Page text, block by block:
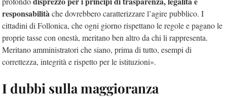
responsabilitàche dovrebbero caratterizzare l’agire pubblico. I
cittadini di Follonica, che ogni giorno rispettano le regole e pagano le
proprie tasse con onestà, meritano ben altro da chi li rappresenta.
Meritano amministratori che siano, prima di tutto, esempi di
correttezza, integrità e rispetto per le istituzioni».
I dubbi sulla maggioranza